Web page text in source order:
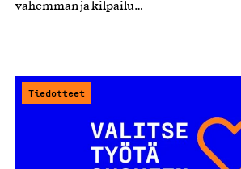
vähemmän ja kilpailu…
Tiedotteet